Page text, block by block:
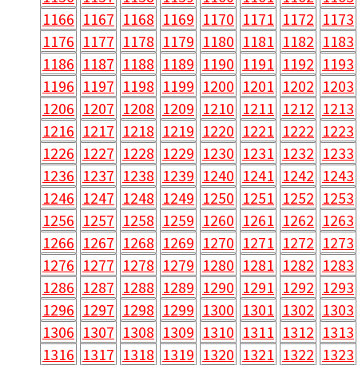
1166 1167 1168 1169 1170 1171 1172 1173
1176 1177 1178 1179 1180 1181 1182 1183
1186 1187 1188 1189 1190 1191 1192 1193
1196 1197 1198 1199 1200 1201 1202 1203
1206 1207 1208 1209 1210 1211 1212 1213
1216 1217 1218 1219 1220 1221 1222 1223
1226 1227 1228 1229 1230 1231 1232 1233
1236 1237 1238 1239 1240 1241 1242 1243
1246 1247 1248 1249 1250 1251 1252 1253
1256 1257 1258 1259 1260 1261 1262 1263
1266 1267 1268 1269 1270 1271 1272 1273
1276 1277 1278 1279 1280 1281 1282 1283
1286 1287 1288 1289 1290 1291 1292 1293
1296 1297 1298 1299 1300 1301 1302 1303
1306 1307 1308 1309 1310 1311 1312 1313
1316 1317 1318 1319 1320 1321 1322 1323